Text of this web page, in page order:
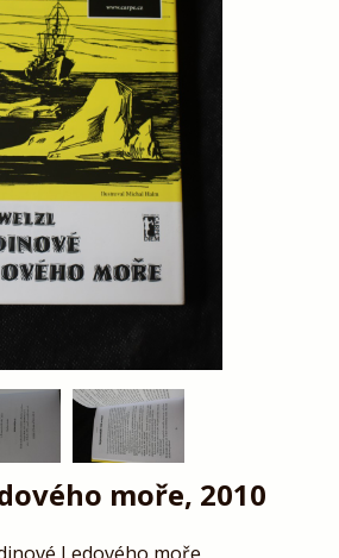
moře, 2010